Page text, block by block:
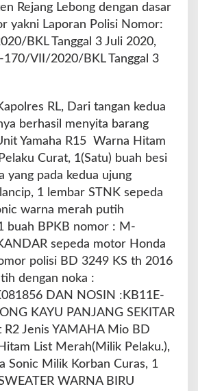
u
t
D
u
r
a
s
Rejang Lebong dengan dasar
yakni Laporan Polisi Nomor:
BKL Tanggal 3 Juli 2020,
VII/2020/BKL Tanggal 3
RL, Dari tangan kedua
berhasil menyita barang
Yamaha R15 Warna Hitam
Curat, 1(Satu) buah besi
yang pada kedua ujung
1 lembar STNK sepeda
warna merah putih
buah BPKB nomor : M-
sepeda motor Honda
polisi BD 3249 KS th 2016
dengan noka :
DAN NOSIN :KB11E-
KAYU PANJANG SEKITAR
R2 Jenis YAMAHA Mio BD
List Merah(Milik Pelaku.),
Sonic Milik Korban Curas, 1
WARNA BIRU